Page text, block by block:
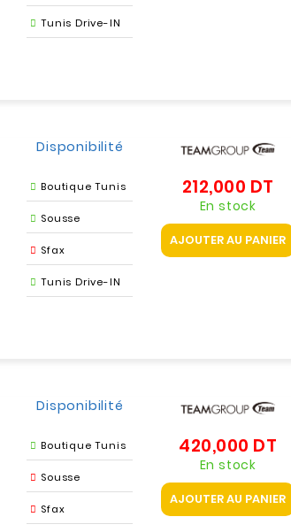
Tunis Drive-IN
Disponibilité
Boutique Tunis
Sousse
Sfax
Tunis Drive-IN
212,000 DT
En stock
AJOUTER AU PANIER
Disponibilité
Boutique Tunis
Sousse
Sfax
420,000 DT
En stock
AJOUTER AU PANIER